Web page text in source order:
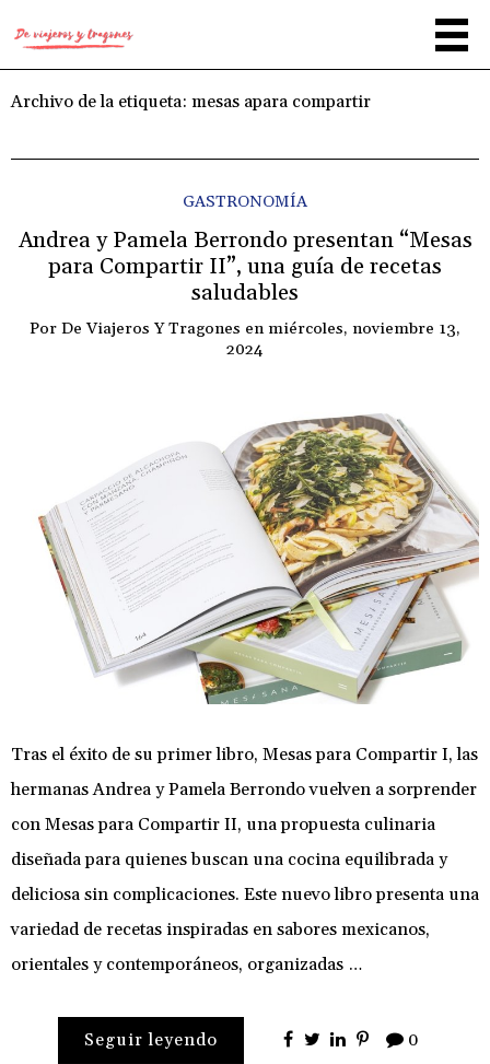
Archivo de la etiqueta: mesas apara compartir
GASTRONOMÍA
Andrea y Pamela Berrondo presentan “Mesas
para Compartir II”, una guía de recetas
saludables
Por De Viajeros Y Tragones enmiércoles, noviembre 13,
2024
Tras el éxito de su primer libro, Mesas para Compartir I, las
hermanas Andrea y Pamela Berrondo vuelven a sorprender
con Mesas para Compartir II, una propuesta culinaria
diseñada para quienes buscan una cocina equilibrada y
deliciosa sin complicaciones. Este nuevo libro presenta una
variedad de recetas inspiradas en sabores mexicanos,
orientales y contemporáneos, organizadas …
Seguir leyendo 0